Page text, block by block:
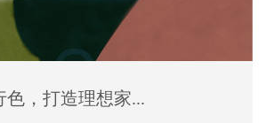
色，打造理想家...